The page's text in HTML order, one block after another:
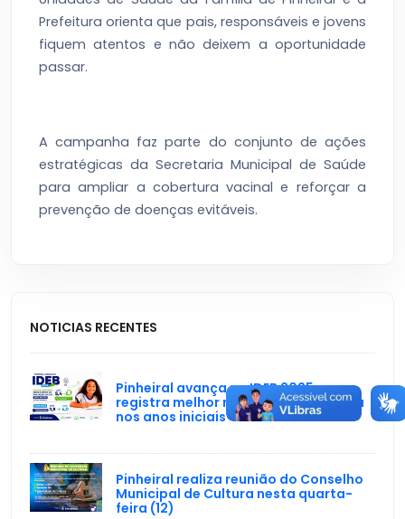
Prefeitura orienta que pais, responsáveis e jovens
fiquem atentos e não deixem a oportunidade
passar.
A campanha faz parte do conjunto de ações
estratégicas da Secretaria Municipal de Saúde
para ampliar a cobertura vacinal e reforçar a
prevenção de doenças evitáveis.
NOTICIAS RECENTES
Pinheiral avança no IDEB 2025 e
registra melhor resultado da história
nos anos iniciais
Pinheiral realiza reunião do Conselho
Municipal de Cultura nesta quarta-
feira (12)